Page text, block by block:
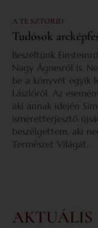
A TE SZTORID
Tudósok
Beszéltünk
Nagy Ágnesről is.
be a könyvét egyik
Lászlóról. Az
aki annak idején
ismeretterjesztő
beszélgettem, aki
Természet Világát.
AKTUÁLIS